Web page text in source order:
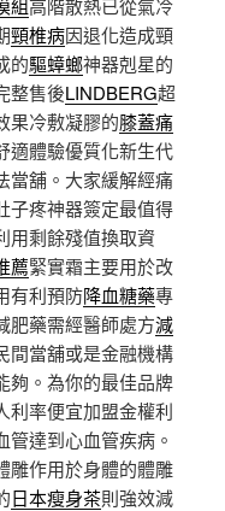
組高階散熱已從氣冷
頸椎病因退化造成頸
的驅蟑螂神器剋星的
整售後LINDBERG超
果冷敷凝膠的膝蓋痛
適體驗優質化新生代
當舖。大家緩解經痛
子疼神器簽定最值得
用剩餘殘值換取資
薦緊實霜主要用於改
有利預防降血糖藥專
肥藥需經醫師處方減
間當舖或是金融機構
夠。為你的最佳品牌
利率便宜加盟金權利
管達到心血管疾病。
雕作用於身體的體雕
日本瘦身茶則強效減